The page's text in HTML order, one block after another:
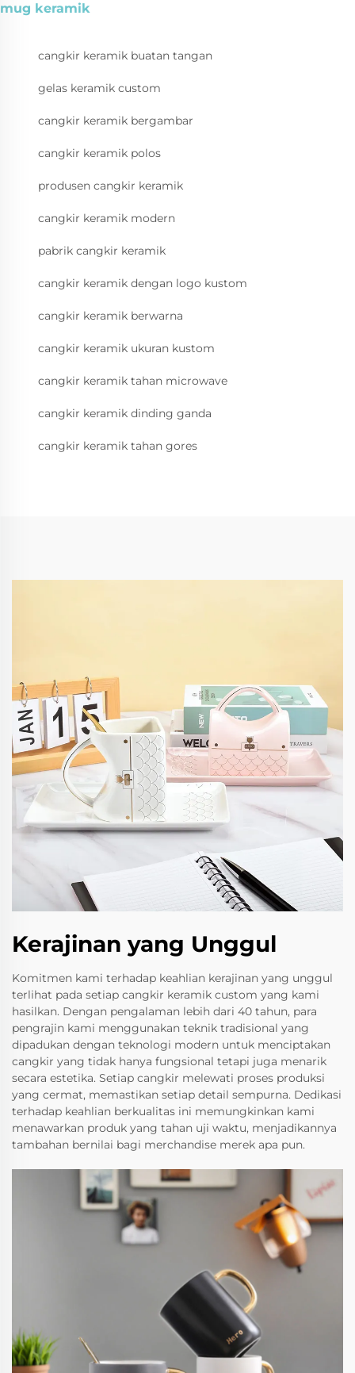
mug keramik
cangkir keramik buatan tangan
gelas keramik custom
cangkir keramik bergambar
cangkir keramik polos
produsen cangkir keramik
cangkir keramik modern
pabrik cangkir keramik
cangkir keramik dengan logo kustom
cangkir keramik berwarna
cangkir keramik ukuran kustom
cangkir keramik tahan microwave
cangkir keramik dinding ganda
cangkir keramik tahan gores
Kerajinan yang Unggul
Komitmen kami terhadap keahlian kerajinan yang unggul
terlihat pada setiap cangkir keramik custom yang kami
hasilkan. Dengan pengalaman lebih dari 40 tahun, para
pengrajin kami menggunakan teknik tradisional yang
dipadukan dengan teknologi modern untuk menciptakan
cangkir yang tidak hanya fungsional tetapi juga menarik
secara estetika. Setiap cangkir melewati proses produksi
yang cermat, memastikan setiap detail sempurna. Dedikasi
terhadap keahlian berkualitas ini memungkinkan kami
menawarkan produk yang tahan uji waktu, menjadikannya
tambahan bernilai bagi merchandise merek apa pun.